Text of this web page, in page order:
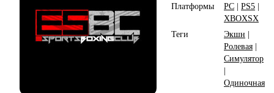
Платформы PC | PS5 |
XBOXSX
Теги
Экшн |
Ролевая |
Симулятор
|
Одиночная